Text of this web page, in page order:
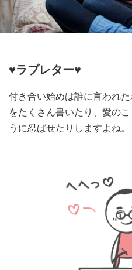
♥ラブレター♥
付き合い始めは誰に言われ
をたくさん書いたり、愛の
うに忍ばせたりしますよね。